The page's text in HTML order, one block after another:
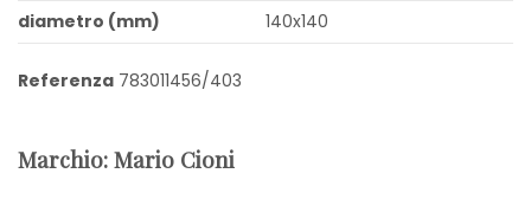
diametro (mm)
140x140
Referenza 783011456/403
Marchio: Mario Cioni